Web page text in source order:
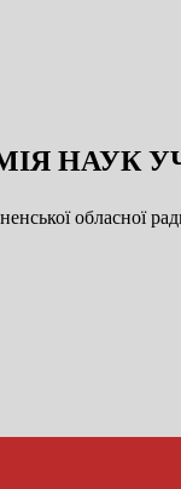
НАУК
обласної